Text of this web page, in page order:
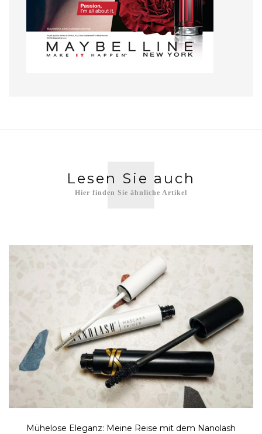
Lesen Sie auch
Hier finden Sie ähnliche Artikel
Mühelose Eleganz: Meine Reise mit dem Nanolash